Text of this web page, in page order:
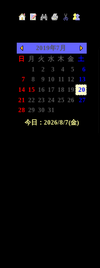
2019年7月
日
月 火 水 木 金 土
1 2 3 4 5
6
7
8 9 10 11 12
13
14 15 16 17 18 19 20
21 22 23 24 25 26
27
28 29 30 31
今日：2026/8/7(金)